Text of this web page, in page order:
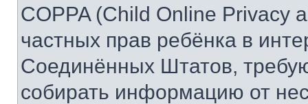
COPPA (Child Online Privacy
частных прав ребёнка в
Соединённых Штатов,
собирать информацию от